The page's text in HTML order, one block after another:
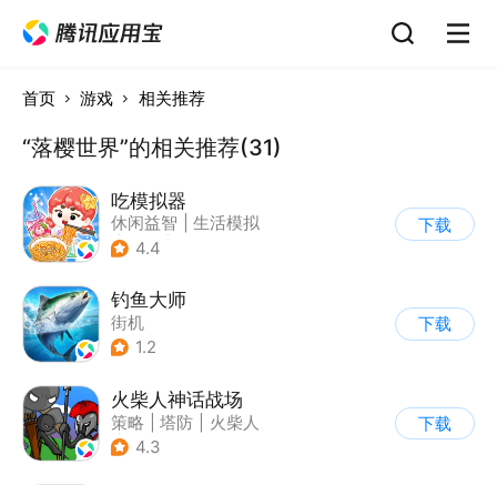
首页 游戏 相关推荐
“落樱世界”的相关推荐(31)
吃模拟器
休闲益智
生活模拟
| 美食
4.4
下载
钓鱼大师
街机
1.2
下载
火柴人神话战场
策略 塔防
火柴人
| 休闲益智
4.3
下载